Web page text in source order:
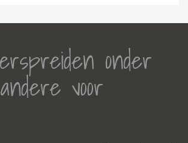
onder
andere voor